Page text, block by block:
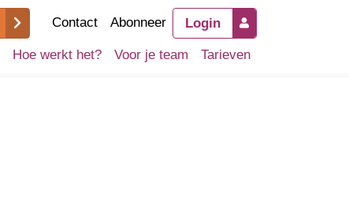
Contact Abonneer Login
Hoe werkt het? Voor je team Tarieven